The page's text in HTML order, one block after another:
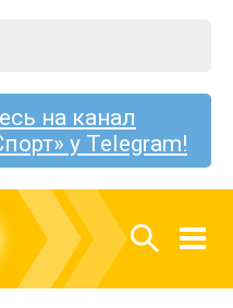
на канал
у Telegram!